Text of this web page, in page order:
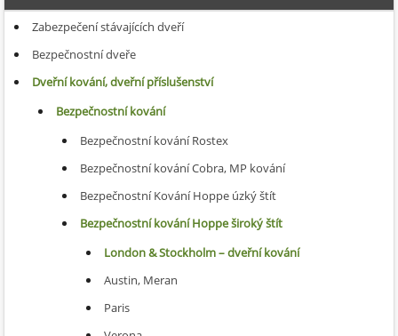
Zabezpečení stávajících dveří
Bezpečnostní dveře
Dveřní kování, dveřní příslušenství
Bezpečnostní kování
Bezpečnostní kování Rostex
Bezpečnostní kování Cobra, MP kování
Bezpečnostní Kování Hoppe úzký štít
Bezpečnostní kování Hoppe široký štít
London & Stockholm – dveřní kování
Austin, Meran
Paris